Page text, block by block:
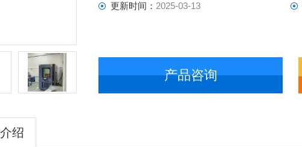
更新时间： 2025-03-13
产品咨询
绍